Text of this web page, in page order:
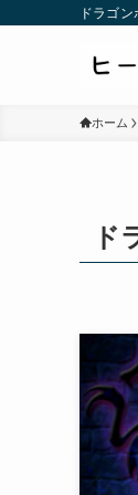
ドラゴ
ホーム
ド